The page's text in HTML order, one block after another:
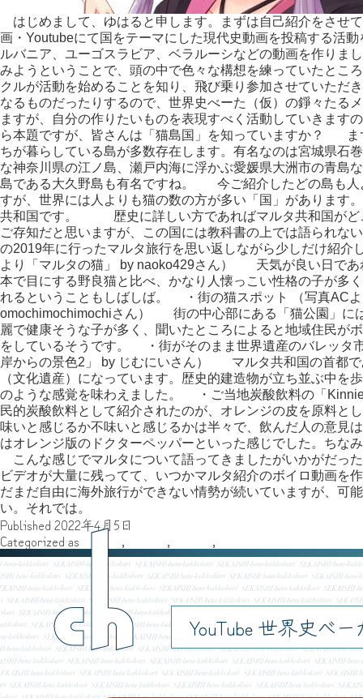
はじめまして、ゆはると申します。まずは自己紹介をさ
画・Youtubeにて国をテーマにした現代史動画を投稿する活
ルバニア、ユーゴスラビア、ベラルーシなどの動画を作り
みようということで、頭の中で色々な構想を練っていたとこ
クルが活動を始めることを知り、飛び乗り参加させていた
なるものだったりするので、世界史べーた（仮）の錚々たる
ますが、自分の作りたいものを表現すべく活動していきま
ら本題ですが、皆さんは「猫島国」を知っていますか？ ま
ちが暮らしている島が多数存在します。有名なのは宮城県石
な神奈川県の江ノ島、瀬戸内海に浮かぶ愛媛県大洲市の青島
島である大久野島も有名ですね。 今ご紹介したどの島も人
すが、世界には人よりも猫の数の方が多い「国」があります
共和国です。 歴史に詳しい方であればマルタ共和国がど
ご存知だと思いますが、この国には教科書の上では語られな
の2019年に行ったマルタ旅行を思い返しながら少しだけ紹
より「マルタの猫」 by naoko429さん） 天気が良い日であ
本で目にする野良猫と比べ、かなり人懐っこい性格の子が多
れるということもしばしば。 ・街の猫スポット （写真AC
omochimochimochiさん） 街の中心部にある「猫公園」に
麗で健康そうな子が多く、聞いたところによると地域住民が
をしているそうです。 ・街がそのまま世界遺産のバレッ
岸からの景色2」 by じむにいさん） マルタ共和国の首都で
（文化遺産）になっています。歴史的建造物が立ち並ぶ中を
のような感覚を味わえました。 ・ご当地炭酸飲料の「
民的炭酸飲料として紹介されたのが、オレンジの皮を原料と
味いと感じるか不味いと感じるかは半々で、飲んだ人の意見
はオレンジ版のドクターペッパーといった感じでした。ちな
こんな感じでマルタについて語ってきましたがいかがだっ
ビデオが大量に残ってて、いつかマルタ紹介のボイロ動画
だまだ自由に海外旅行ができない情勢が続いていますが、可
い。それでは。
Published 2022年4月5日
Categorized as
, , ,
YouTube 世界史べ
ch